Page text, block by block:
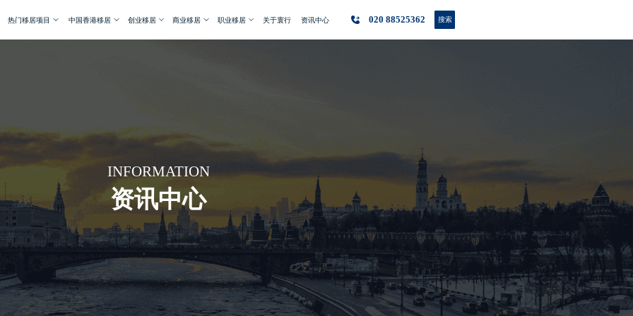
热门移居项目 中国香港移居 创业移居 商业移居 职业移居 关于寰行 资讯中心 020 88525362 搜索
INFORMATION
资讯中心